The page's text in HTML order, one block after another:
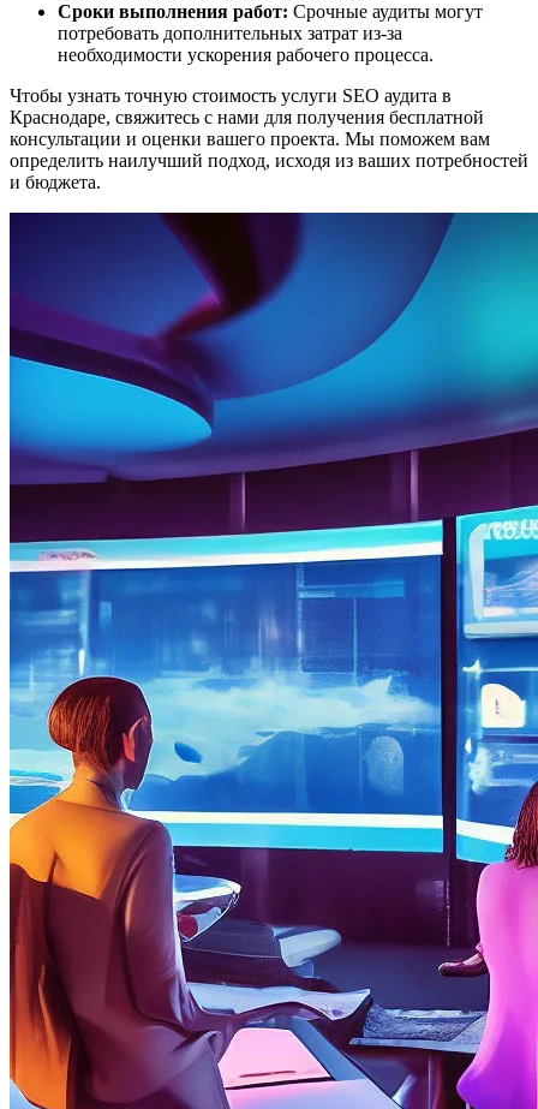
Сроки выполнения работ: Срочные аудиты могут
потребовать дополнительных затрат из-за
необходимости ускорения рабочего процесса.
Чтобы узнать точную стоимость услуги SEO аудита в
Краснодаре, свяжитесь с нами для получения бесплатной
консультации и оценки вашего проекта. Мы поможем вам
определить наилучший подход, исходя из ваших потребностей
и бюджета.